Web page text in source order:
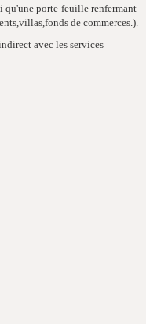
qu'une porte-feuille renfermant
de commerces.).
avec les services